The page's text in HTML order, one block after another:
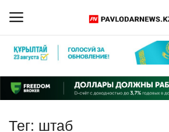
Регистрация
Главная
Тег: штаб